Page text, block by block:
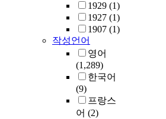
1929 (1)
1927 (1)
1907 (1)
작성언어
영어
(1,289)
한국어
(9)
프랑스
어 (2)